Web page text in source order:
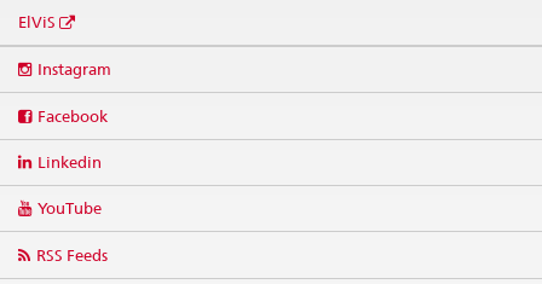
ElViS
media
Instagram
Facebook
Linkedin
YouTube
RSS Feeds